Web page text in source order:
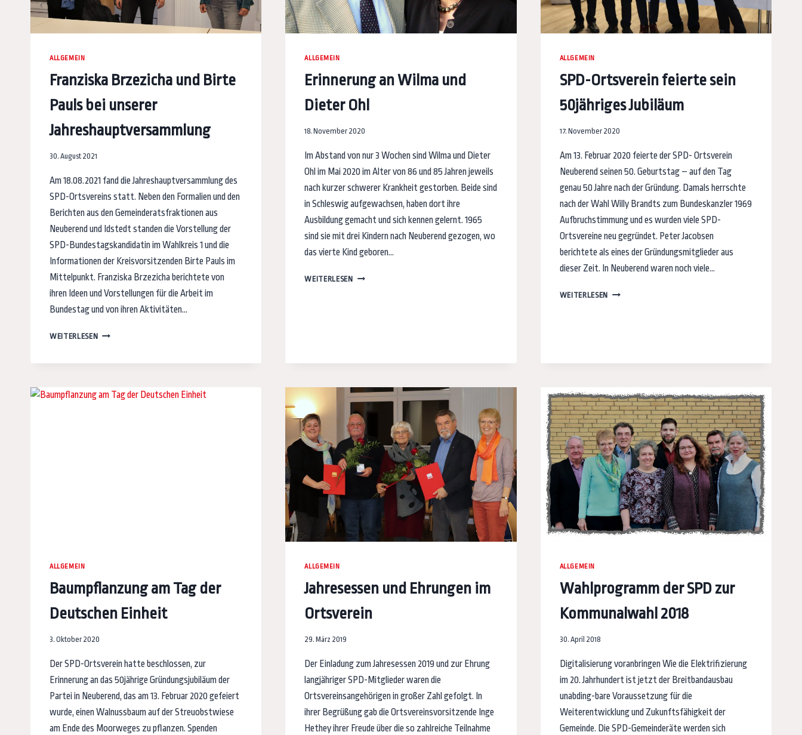
ALLGEMEIN
Franziska Brzezicha und Birte
Pauls bei unserer
Jahreshauptversammlung
30. August 2021
Am 18.08.2021 fand die Jahreshauptversammlung des
SPD-Ortsvereins statt. Neben den Formalien und den
Berichten aus den Gemeinderatsfraktionen aus
Neuberend und Idstedt standen die Vorstellung der
SPD-Bundestagskandidatin im Wahlkreis 1 und die
Informationen der Kreisvorsitzenden Birte Pauls im
Mittelpunkt. Franziska Brzezicha berichtete von
ihren Ideen und Vorstellungen für die Arbeit im
Bundestag und von ihren Aktivitäten…
WEITERLESENFRANZISKA
BEI
ALLGEMEIN
Erinnerung an Wilma und
Dieter Ohl
18. November 2020
Im Abstand von nur 3 Wochen sind Wilma und Dieter
Ohl im Mai 2020 im Alter von 86 und 85 Jahren jeweils
nach kurzer schwerer Krankheit gestorben. Beide sind
in Schleswig aufgewachsen, haben dort ihre
Ausbildung gemacht und sich kennen gelernt. 1965
sind sie mit drei Kindern nach Neuberend gezogen, wo
das vierte Kind geboren…
WEITERLESENERINNERUNG
ALLGEMEIN
SPD-Ortsverein feierte sein
50jähriges Jubiläum
17. November 2020
Am 13. Februar 2020 feierte der SPD- Ortsverein
Neuberend seinen 50. Geburtstag – auf den Tag
genau 50 Jahre nach der Gründung. Damals herrschte
nach der Wahl Willy Brandts zum Bundeskanzler 1969
Aufbruchstimmung und es wurden viele SPD-
Ortsvereine neu gegründet. Peter Jacobsen
berichtete als eines der Gründungsmitglieder aus
dieser Zeit. In Neuberend waren noch viele…
WEITERLESEN
SPD-
ALLGEMEIN
Baumpflanzung am Tag der
Deutschen Einheit
3. Oktober 2020
Der SPD-Ortsverein hatte beschlossen, zur
Erinnerung an das 50jährige Gründungsjubiläum der
Partei in Neuberend, das am 13. Februar 2020 gefeiert
wurde, einen Walnussbaum auf der Streuobstwiese
am Ende des Moorweges zu pflanzen. Spenden
ALLGEMEIN
Jahresessen und Ehrungen im
Ortsverein
29. März 2019
Der Einladung zum Jahresessen 2019 und zur Ehrung
langjähriger SPD-Mitglieder waren die
Ortsvereinsangehörigen in großer Zahl gefolgt. In
ihrer Begrüßung gab die Ortsvereinsvorsitzende Inge
Hethey ihrer Freude über die so zahlreiche Teilnahme
ALLGEMEIN
Wahlprogramm der SPD zur
Kommunalwahl 2018
30. April 2018
Digitalisierung voranbringen Wie die Elektrifizierung
im 20. Jahrhundert ist jetzt der Breitbandausbau
unabding-bare Voraussetzung für die
Weiterentwicklung und Zukunftsfähigkeit der
Gemeinde. Die SPD-Gemeinderäte werden sich